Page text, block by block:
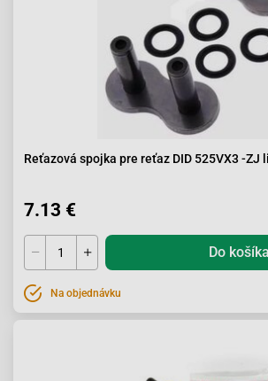
Reťazová spojka pre reťaz DID 525VX3 -ZJ
7.13 €
Do košíka
Na objednávku